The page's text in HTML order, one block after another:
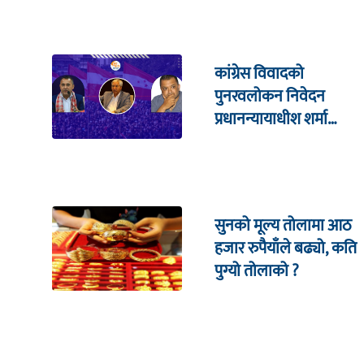
कांग्रेस विवादको
पुनरवलोकन निवेदन
प्रधानन्यायाधीश शर्मा
सुनको मूल्य तोलामा आठ
हजार रुपैयाँले बढ्यो, कति
पुग्यो तोलाको ?